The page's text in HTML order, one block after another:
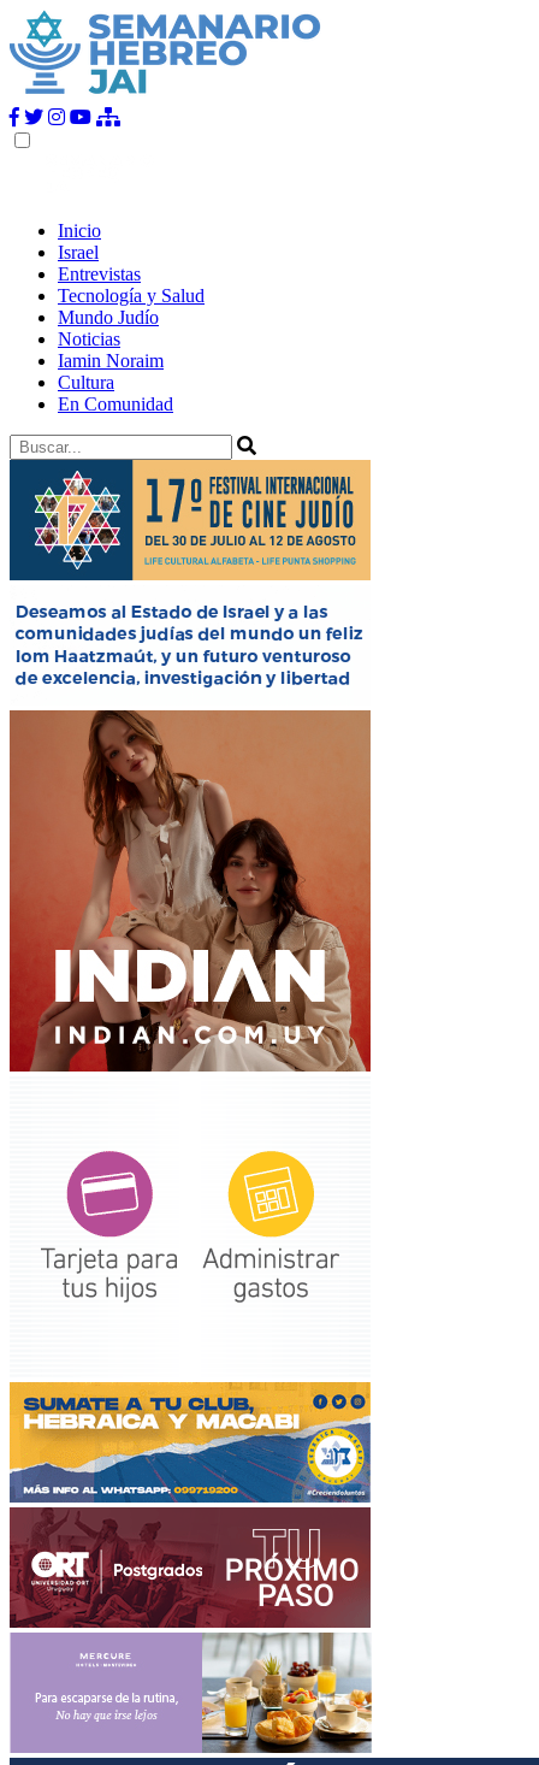
Inicio
Israel
Entrevistas
Tecnología y Salud
Mundo Judío
Noticias
Iamin Noraim
Cultura
En Comunidad